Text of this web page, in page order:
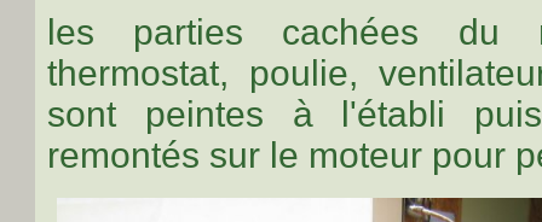
les parties cachées du
thermostat, poulie,
sont peintes à l'établi
remontés sur le moteur pour